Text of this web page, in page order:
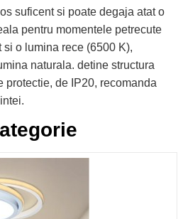
suficent si poate degaja atat o
pentru momentele petrecute
o lumina rece (6500 K),
naturala. detine structura
protectie, de IP20, recomanda